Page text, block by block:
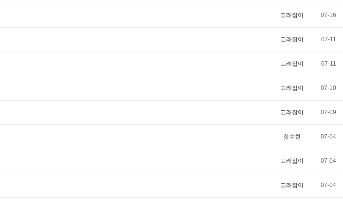
고래잡이 07-16
고래잡이 07-11
고래잡이 07-11
고래잡이 07-10
고래잡이 07-09
정수현 07-04
고래잡이 07-04
고래잡이 07-04